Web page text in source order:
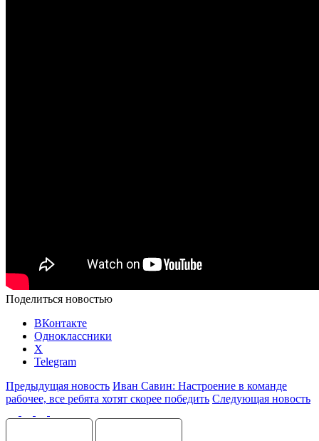
Поделиться новостью
ВКонтакте
Одноклассники
X
Telegram
Предыдущая новость Иван Савин: Настроение в команде
рабочее, все ребята хотят скорее победить Следующая новость